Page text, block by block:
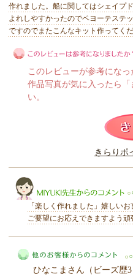
作れました。船に関してはシェイプ
よれしやすかったのでペヨーテステ
ですのでまたこんなキット作ってく
このレビューは参考になりまし
このレビューが参考になっ
作品写真が気に入ったら
い。
きらりポ
MIYUKI先生からのコメント
「楽しく作れました」嬉しい
ご要望にお応えできますよう頑
ひなこまさん（ビーズ歴3